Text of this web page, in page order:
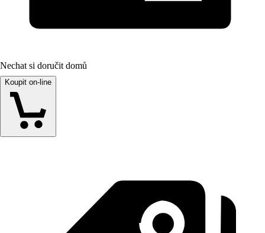
Nechat si doručit domů
Koupit on-line